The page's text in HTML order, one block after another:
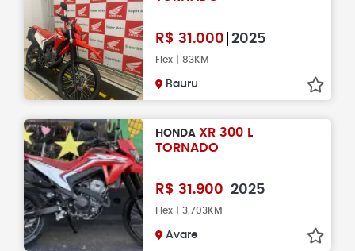
R$ 31.000 2025
Flex | 83KM
Bauru
HONDA XR 300 L
TORNADO
R$ 31.900 2025
Flex | 3.703KM
Avare